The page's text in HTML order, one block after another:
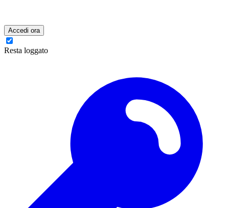
Accedi ora
Resta loggato